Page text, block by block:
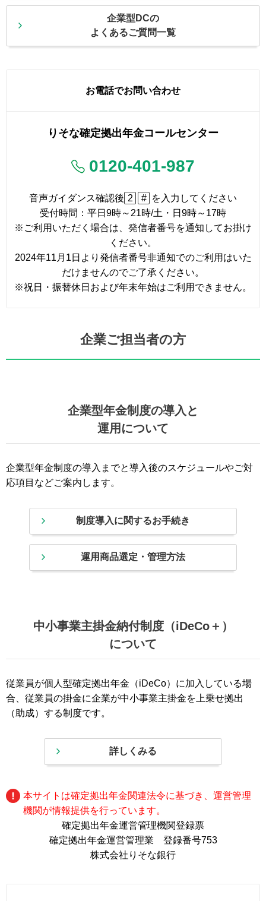
企業型DCの
よくあるご質問一覧
お電話でお問い合わせ
りそな確定拠出年金コールセンター
0120-401-987
音声ガイダンス確認後 2 #
を入力してください
受付時間：平日9時～21時/土・日9時～17時
※ご利用いただく場合は、発信者番号を通知してお掛け
ください。
2024年11月1日より発信者番号非通知でのご利用はいた
だけませんのでご了承ください。
※祝日・振替休日および年末年始はご利用できません。
企業ご担当者の方
企業型年金制度の導入と
運用について
企業型年金制度の導入までと導入後のスケジュールやご対
応項目などご案内します。
制度導入に関するお手続き
運用商品選定・管理方法
中小事業主掛金納付制度（iDeCo＋）
について
従業員が個人型確定拠出年金（iDeCo）に加入している場
合、従業員の掛金に企業が中小事業主掛金を上乗せ拠出
（助成）する制度です。
詳しくみる
本サイトは確定拠出年金関連法令に基づき、運営管理
機関が情報提供を行っています。
確定拠出年金運営管理機関登録票
確定拠出年金運営管理業 登録番号753
株式会社りそな銀行